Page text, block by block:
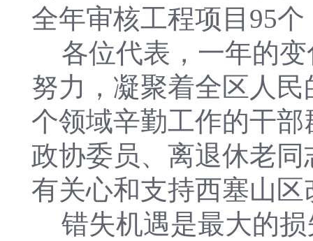
全年审核工程项目95
各位代表，一年的
努力，凝聚着全区人
个领域辛勤工作的干
政协委员、离退休老
有关心和支持西塞山
错失机遇是最大的